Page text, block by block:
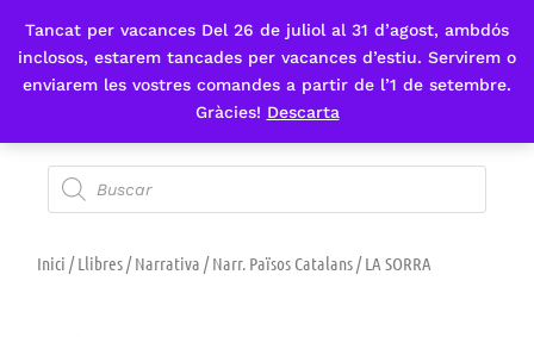
Tancat per vacances Del 26 de juliol al 31 d’agost, ambdós
inclosos, estarem tancades per vacances d’estiu. Servirem o
enviarem les vostres comandes a partir de l’1 de setembre.
Gràcies! Descarta
Fes-te'n sòcia
Inici /Llibres/Narrativa /Narr. Països Catalans/ LA SORRA